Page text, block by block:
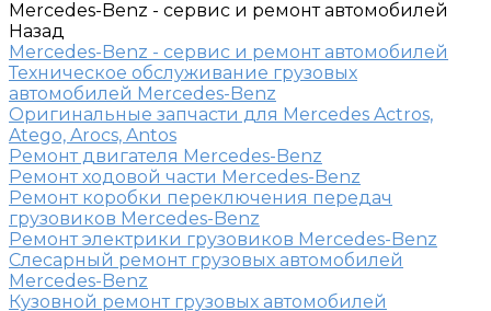
Mercedes-Benz - сервис и ремонт автомобилей
Назад
Mercedes-Benz - сервис и ремонт автомобилей
Техническое обслуживание грузовых
автомобилей Mercedes-Benz
Оригинальные запчасти для Mercedes Actros,
Atego, Arocs, Antos
Ремонт двигателя Mercedes-Benz
Ремонт ходовой части Mercedes-Benz
Ремонт коробки переключения передач
грузовиков Mercedes-Benz
Ремонт электрики грузовиков Mercedes-Benz
Слесарный ремонт грузовых автомобилей
Mercedes-Benz
Кузовной ремонт грузовых автомобилей